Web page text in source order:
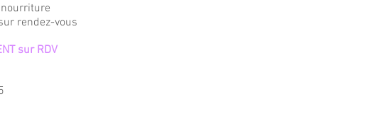
rendez-vous
sur RDV